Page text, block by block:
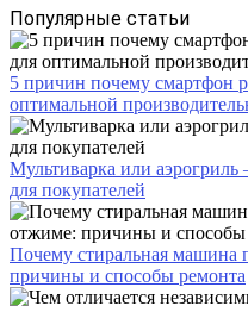
Популярные статьи
5 причин почему смартфон
оптимальной
Мультиварка или
для покупателей
Почему стиральная машина
причины и способы ремонта